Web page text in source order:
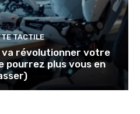
TACTILE
révolutionner votre
pourrez plus vous en